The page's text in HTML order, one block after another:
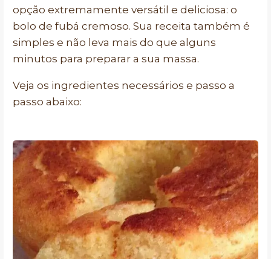
opção extremamente versátil e deliciosa: o
bolo de fubá cremoso. Sua receita também é
simples e não leva mais do que alguns
minutos para preparar a sua massa.
Veja os ingredientes necessários e passo a
passo abaixo: